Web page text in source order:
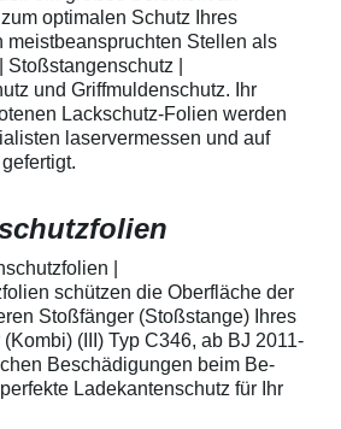
für 5
Griffschalen
Schutz gegen
Bestens
Schutz von
gegen
am
und
Einwirkung
der Folie beträgt
den wertvollen
durch
Ringe in den
Vinylfolie mit
Schutz gegen
anstreichen -
Lackschutzfolie
heraus in alle
ausstreichen.
kontaktieren
telefonisch.
geeignet zum
mechanische
zum Schutz von
optimalen Schutz Ihres
meistbeanspruchten Stellen als
|
und Griffmuldenschutz. Ihr
Lackschutz-Folien werden
laservermessen und auf
|
schützen die Oberfläche der
Stoßfänger (Stoßstange) Ihres
(III) Typ C346, ab BJ 2011-
Beschädigungen beim Be-
Ladekantenschutz für Ihr